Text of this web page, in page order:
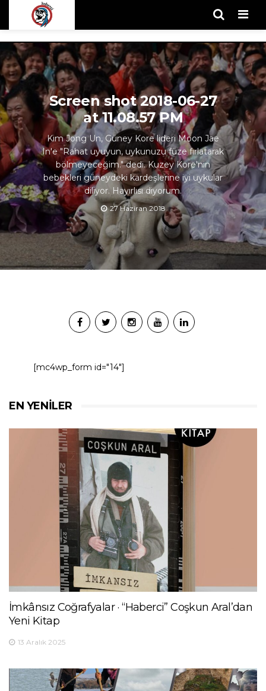
Screen shot 2018-06-27
at 11.08.57 PM
Kim Jong Un, Güney Kore lideri Moon Jae
In'e "Rahat uyuyun, uykunuzu füze fırlatarak
bölmeyeceğim." dedi. Kuzey Kore'nin
bebekleri güneydeki kardeşlerine iyi uykular
diliyor. Hayırlısı diyorum.
27 Haziran 2018
[mc4wp_form id="14"]
EN YENILER
İmkânsız Coğrafyalar · “Haberci” Coşkun Aral’dan
Yeni Kitap
13 Aralık 2025